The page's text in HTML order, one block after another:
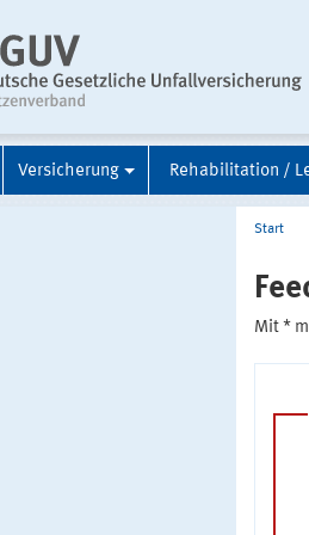
Versicherung Rehabilitation /
Start
Mit *